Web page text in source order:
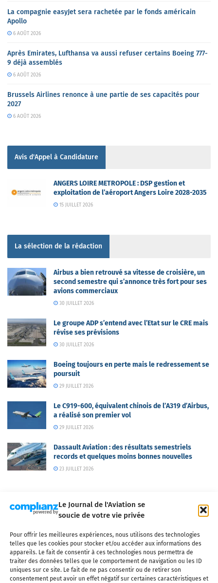
Le Journal de l'Aviation se
soucie de votre vie privée
Pour offrir les meilleures expériences, nous utilisons des technologies
telles que les cookies pour stocker et/ou accéder aux informations des
appareils. Le fait de consentir à ces technologies nous permettra de
traiter des données telles que le comportement de navigation ou les ID
uniques sur ce site. Le fait de ne pas consentir ou de retirer son
consentement peut avoir un effet négatif sur certaines caractéristiques et
La compagnie easyJet sera rachetée par le fonds américain
Apollo
6 AOÛT 2026
Après Emirates, Lufthansa va aussi refuser certains Boeing 777-
9 déjà assemblés
6 AOÛT 2026
Brussels Airlines renonce à une partie de ses capacités pour
2027
6 AOÛT 2026
Avis d'Appel à Candidature
ANGERS LOIRE METROPOLE : DSP gestion et
exploitation de l’aéroport Angers Loire 2028-2035
15 JUILLET 2026
La sélection de la rédaction
Airbus a bien retrouvé sa vitesse de croisière, un
second semestre qui s’annonce très fort pour ses
avions commerciaux
30 JUILLET 2026
Le groupe ADP s’entend avec l’Etat sur le CRE mais
révise ses prévisions
30 JUILLET 2026
Boeing toujours en perte mais le redressement se
poursuit
29 JUILLET 2026
Le C919-600, équivalent chinois de l’A319 d’Airbus,
a réalisé son premier vol
29 JUILLET 2026
Dassault Aviation : des résultats semestriels
records et quelques moins bonnes nouvelles
23 JUILLET 2026
Qui sommes-nous ? Nous contacter
Partenaires
Mentions légales
CGV Politique de confidentialité Cookies